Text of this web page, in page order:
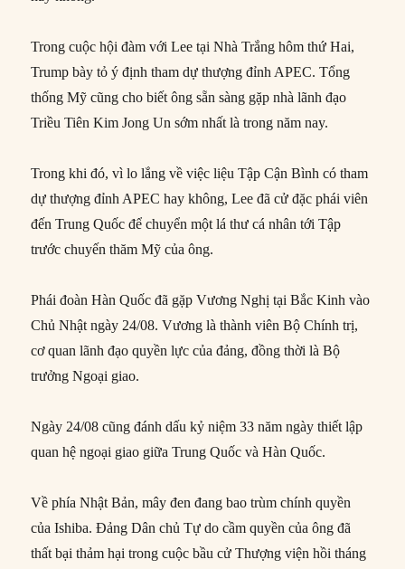
Trong cuộc hội đàm với Lee tại Nhà Trắng hôm thứ Hai,
Trump bày tỏ ý định tham dự thượng đỉnh APEC. Tổng
thống Mỹ cũng cho biết ông sẵn sàng gặp nhà lãnh đạo
Triều Tiên Kim Jong Un sớm nhất là trong năm nay.
Trong khi đó, vì lo lắng về việc liệu Tập Cận Bình có tham
dự thượng đỉnh APEC hay không, Lee đã cử đặc phái viên
đến Trung Quốc để chuyển một lá thư cá nhân tới Tập
trước chuyến thăm Mỹ của ông.
Phái đoàn Hàn Quốc đã gặp Vương Nghị tại Bắc Kinh vào
Chủ Nhật ngày 24/08. Vương là thành viên Bộ Chính trị,
cơ quan lãnh đạo quyền lực của đảng, đồng thời là Bộ
trưởng Ngoại giao.
Ngày 24/08 cũng đánh dấu kỷ niệm 33 năm ngày thiết lập
quan hệ ngoại giao giữa Trung Quốc và Hàn Quốc.
Về phía Nhật Bản, mây đen đang bao trùm chính quyền
của Ishiba. Đảng Dân chủ Tự do cầm quyền của ông đã
thất bại thảm hại trong cuộc bầu cử Thượng viện hồi tháng